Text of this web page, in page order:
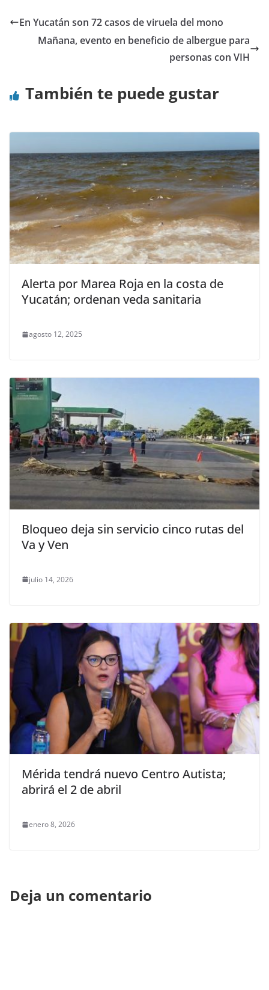
En Yucatán son 72 casos de viruela del mono
Mañana, evento en beneficio de albergue para
personas con VIH
También te puede gustar
Alerta por Marea Roja en la costa de
Yucatán; ordenan veda sanitaria
agosto 12, 2025
Bloqueo deja sin servicio cinco rutas del
Va y Ven
julio 14, 2026
Mérida tendrá nuevo Centro Autista;
abrirá el 2 de abril
enero 8, 2026
Deja un comentario